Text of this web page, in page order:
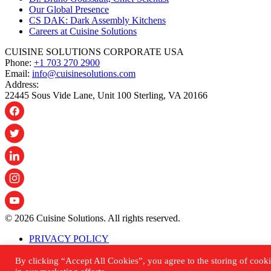
Our Global Presence
CS DAK: Dark Assembly Kitchens
Careers at Cuisine Solutions
CUISINE SOLUTIONS CORPORATE USA
Phone: +1 703 270 2900
Email: info@cuisinesolutions.com
Address:
22445 Sous Vide Lane, Unit 100 Sterling, VA 20166
© 2026 Cuisine Solutions. All rights reserved.
PRIVACY POLICY
SHIPPING & RETURNS POLICY
By clicking “Accept All Cookies”, you agree to the storing of